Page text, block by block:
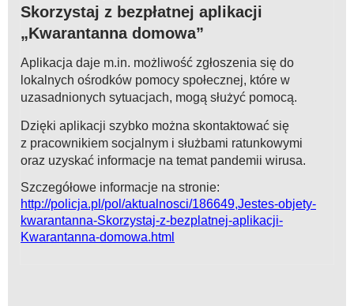
Skorzystaj z bezpłatnej aplikacji
„Kwarantanna domowa”
Aplikacja daje m.in. możliwość zgłoszenia się do
lokalnych ośrodków pomocy społecznej, które w
uzasadnionych sytuacjach, mogą służyć pomocą.
Dzięki aplikacji szybko można skontaktować się
z pracownikiem socjalnym i służbami ratunkowymi
oraz uzyskać informacje na temat pandemii wirusa.
Szczegółowe informacje na stronie:
http://policja.pl/pol/aktualnosci/186649,Jestes-objety-
kwarantanna-Skorzystaj-z-bezplatnej-aplikacji-
Kwarantanna-domowa.html